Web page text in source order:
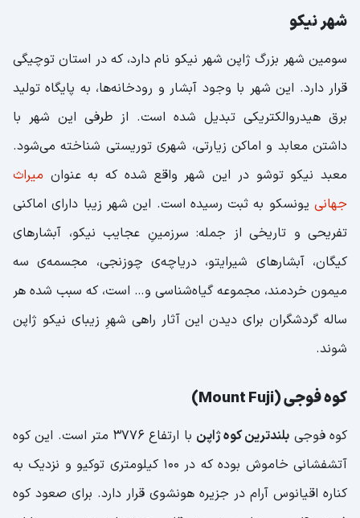
شهر نیکو
سومین شهر بزرگ ژاپن شهر نیکو نام دارد، که در استان توچیگی
قرار دارد. این شهر با وجود آبشار‌ و رودخانه‌ها، به پایگاه تولید
برق هیدروالکتریکی تبدیل شده است. از طرفی این شهر با
داشتن معابد و اماکن زیارتی، شهری توریستی شناخته می‌شود.
معبد نیکو توشو در این شهر واقع شده که به عنوان میراث
جهانی یونسکو به ثبت رسیده است. این شهر زیبا دارای اماکنی
تفریحی و تاریخی از جمله: سرزمینِ عجایب نیکو، آبشار‌های
کیگان، آبشارهای شیرایتو، دریاچه‌ی چوزنجی، مجسمه‌ی سه
میمون خردمند، مجموعه گیاه‌شناسی و… است، که سبب شده هر
ساله گردشگران برای دیدن این آثار راهی شهرِ زیبای نیکو ژاپن
‌شوند.
کوه فوجی (Mount Fuji)
کوه فوجی بلندترین کوه ژاپن
با ارتفاع ۳۷۷۶ متر است. این کوه
آتشفشانی خاموش بوده که در ۱۰۰ کیلومتری توکیو و نزدیک به
کناره اقیانوس آرام در جزیره هونشوی قرار دارد. برای صعود کوه